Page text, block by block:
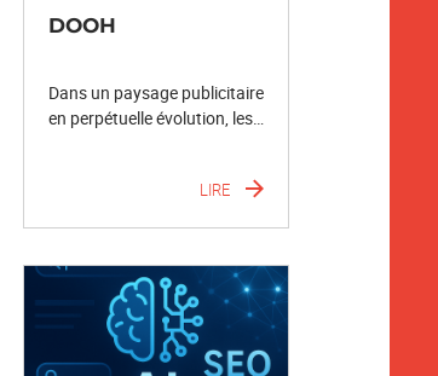
DOOH
Dans un paysage publicitaire
en perpétuelle évolution, les…
LIRE